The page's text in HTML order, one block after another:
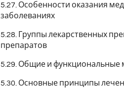
5.27. Особенности оказания
заболеваниях
5.28. Группы лекарственных
препаратов
5.29. Общие и функциональные
5.30. Основные принципы